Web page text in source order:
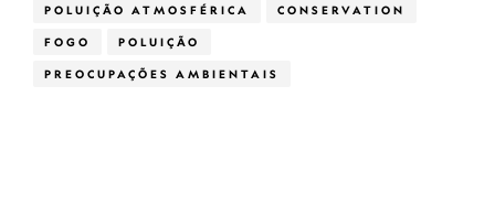
POLUIÇÃO ATMOSFÉRICA CONSERVATION
FOGO POLUIÇÃO
PREOCUPAÇÕES AMBIENTAIS